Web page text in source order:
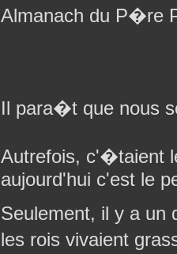
Almanach du P�re
Il para�t que nous
Autrefois, c'�taient
aujourd'hui c'est le
Seulement, il y a un
les rois vivaient